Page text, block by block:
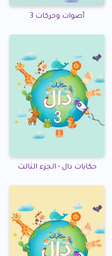
أصوات وحركات 3
حكايات دال - الجزء الثالث